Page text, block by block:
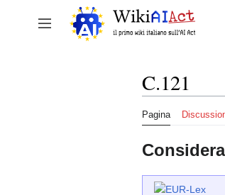
contenuto
Attiva/disattiva la barra laterale
C.121
Pagina